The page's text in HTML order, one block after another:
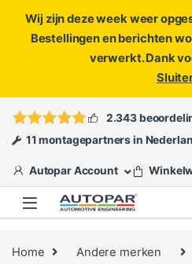
Wij zijn deze week weer
Bestellingen en berichten
verwerkt. Dank
ofopen
2.343
11 montagepartners in
Autopar Account
Home Andere merken